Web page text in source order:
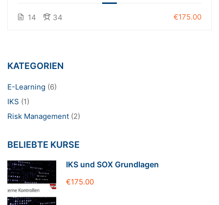
14 34 €175.00
KATEGORIEN
E-Learning (6)
IKS (1)
Risk Management (2)
BELIEBTE KURSE
IKS und SOX Grundlagen
€175.00